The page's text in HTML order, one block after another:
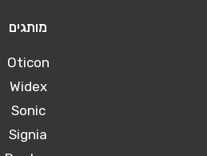
מותגים
Oticon
Widex
Sonic
Signia